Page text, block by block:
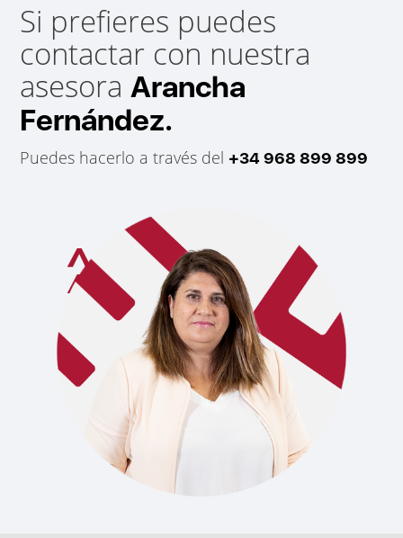
Si prefieres puedes
contactar con nuestra
asesoraArancha
Fernández.
Puedes hacerlo a través del +34 968 899 899